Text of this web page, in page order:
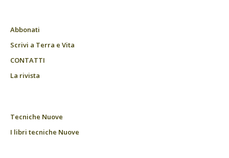
Abbonati
Scrivi a Terra e Vita
CONTATTI
La rivista
Tecniche Nuove
I libri tecniche Nuove